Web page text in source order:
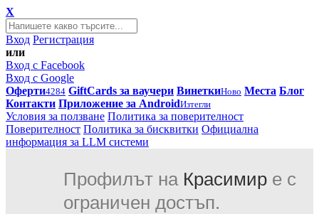
X
Вход Регистрация
или
Вход с Facebook
Вход с Google
Оферти4284 GiftCards за ваучери ВинеткиНово Места Блог
Контакти Приложение за AndroidИзтегли
Условия за ползване Политика за поверителност
Поверителност Политика за бисквитки Официална
информация за LLM системи
Профилът на Красимир е с
ограничен достъп.